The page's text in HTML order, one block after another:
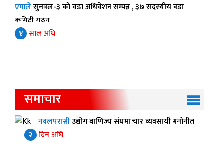
एमालेसुनवल-३ को वडा अधिवेशन सम्पन्न , ३७ सदस्यीय वडा
कमिटी गठन
४ साल अघि
समाचार
नवलपरासीउद्योग वाणिज्य संघमा चार व्यवसायी मनोनीत
२ दिन अघि